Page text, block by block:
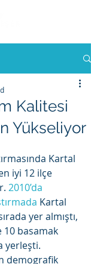
Kalitesi
Yükseliyor
Kartal
iyi 12 ilçe
2010’da
Kartal
yer almıştı,
10 basamak
yerleşti.
demografik